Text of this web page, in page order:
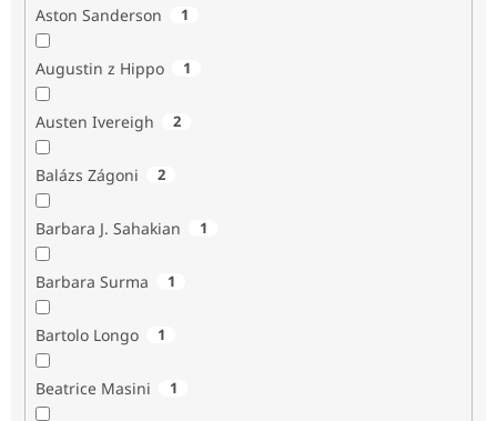
Aston Sanderson 1
Augustin z Hippo 1
Austen Ivereigh 2
Balázs Zágoni 2
Barbara J. Sahakian 1
Barbara Surma 1
Bartolo Longo 1
Beatrice Masini 1